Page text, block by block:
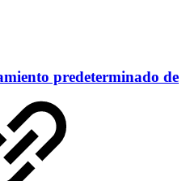
predeterminado de